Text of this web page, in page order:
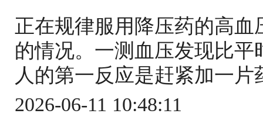
正在规律服用降压药的高
的情况。一测血压发现比
人的第一反应是赶紧加一
2026-06-11 10:48:11